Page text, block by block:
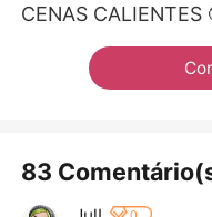
CENAS CALIENTES
83